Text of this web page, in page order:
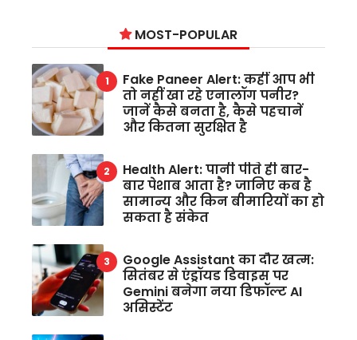
MOST-POPULAR
Fake Paneer Alert: कहीं आप भी
तो नहीं खा रहे एनालॉग पनीर?
जानें कैसे बनता है, कैसे पहचानें
और कितना सुरक्षित है
Health Alert: पानी पीते ही बार-
बार पेशाब आता है? जानिए कब है
सामान्य और किन बीमारियों का हो
सकता है संकेत
Google Assistant का दौर खत्म:
सितंबर से एंड्रॉयड डिवाइस पर
Gemini बनेगा नया डिफॉल्ट AI
असिस्टेंट